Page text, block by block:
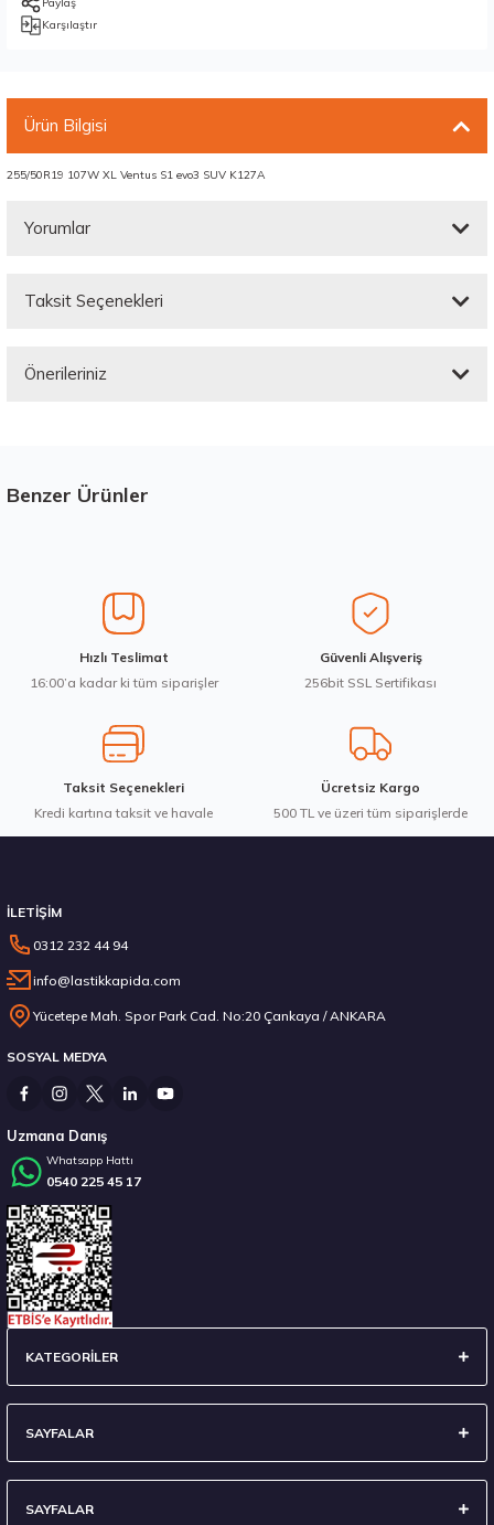
Paylaş
Karşılaştır
Ürün Bilgisi
255/50R19 107W XL Ventus S1 evo3 SUV K127A
Yorumlar
Taksit Seçenekleri
Önerileriniz
Görüş ve önerileriniz için teşekkür ederiz.
Ürün bilgilerinde hatalar bulunuyor.
Ürün fiyatı diğer sitelerden daha pahalı.
Bu ürüne benzer farklı alternatifler olmalı.
Benzer Ürünler
Waterfall 215/50R17 95W XL Unique UHP Yaz 2026
14.267,00 ₺
Stokta 12 Adet
Hızlı Teslimat
16:00’a kadar ki tüm siparişler
Güvenli Alışveriş
256bit SSL Sertifikası
Taksit Seçenekleri
Kredi kartına taksit ve havale
Ücretsiz Kargo
500 TL ve üzeri tüm siparişlerde
İLETİŞİM
0312 232 44 94
info@lastikkapida.com
Yücetepe Mah. Spor Park Cad. No:20 Çankaya / ANKARA
SOSYAL MEDYA
Uzmana Danış
Whatsapp Hattı
0540 225 45 17
KATEGORİLER
SAYFALAR
SAYFALAR